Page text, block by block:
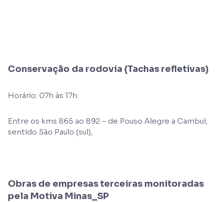
Conservação da rodovia (Tachas refletivas)
Horário: 07h às 17h:
Entre os kms 865 ao 892 – de Pouso Alegre a Cambuí,
sentido São Paulo (sul),
Obras de empresas terceiras monitoradas
pela Motiva Minas_SP